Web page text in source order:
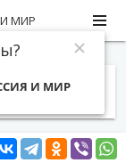
МИР
И МИР